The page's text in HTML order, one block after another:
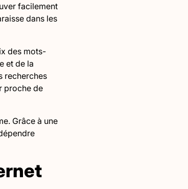
facilement
dans les
des mots-
et de la
recherches
proche de
Grâce à une